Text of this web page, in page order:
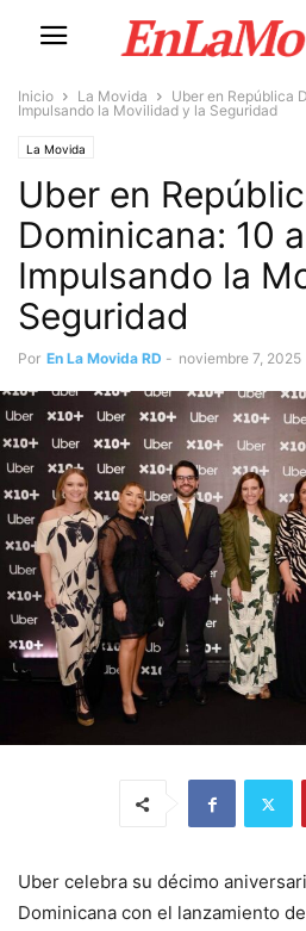
Inicio La Movida
Uber en República
Impulsando la Movilidad y la Seguridad
La Movida
Uber en
Dominicana: 10
Impulsando la
Seguridad
Por En La Movida RD - noviembre 7, 2025
Uber celebra su décimo
Dominicana con el lanzamiento